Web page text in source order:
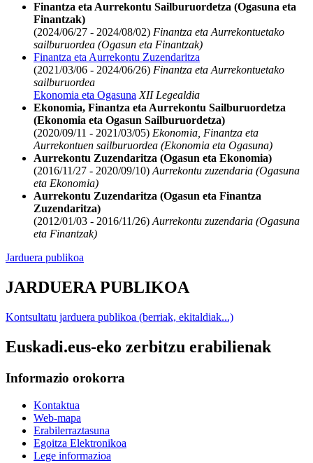
Finantza eta Aurrekontu Sailburuordetza (Ogasuna eta
Finantzak)
(2024/06/27 - 2024/08/02) Finantza eta Aurrekontuetako
sailburuordea (Ogasun eta Finantzak)
Finantza eta Aurrekontu Zuzendaritza
(2021/03/06 - 2024/06/26) Finantza eta Aurrekontuetako
sailburuordea
Ekonomia eta Ogasuna XII Legealdia
Ekonomia, Finantza eta Aurrekontu Sailburuordetza
(Ekonomia eta Ogasun Sailburuordetza)
(2020/09/11 - 2021/03/05) Ekonomia, Finantza eta
Aurrekontuen sailburuordea (Ekonomia eta Ogasuna)
Aurrekontu Zuzendaritza (Ogasun eta Ekonomia)
(2016/11/27 - 2020/09/10) Aurrekontu zuzendaria (Ogasuna
eta Ekonomia)
Aurrekontu Zuzendaritza (Ogasun eta Finantza
Zuzendaritza)
(2012/01/03 - 2016/11/26) Aurrekontu zuzendaria (Ogasuna
eta Finantzak)
Jarduera publikoa
JARDUERA PUBLIKOA
Kontsultatu jarduera publikoa (berriak, ekitaldiak...)
Euskadi.eus-eko zerbitzu erabilienak
Informazio orokorra
Kontaktua
Web-mapa
Erabilerraztasuna
Egoitza Elektronikoa
Lege informazioa